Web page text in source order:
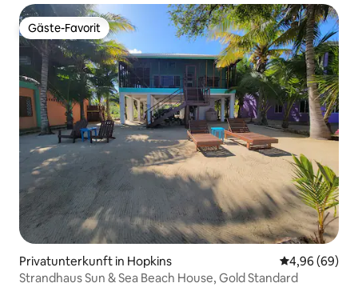
Gäste-Favorit
Gäste-Favorit
Privatunterkunft in Hopkins
4,96 (69)
Strandhaus Sun & Sea Beach House, Gold Standard